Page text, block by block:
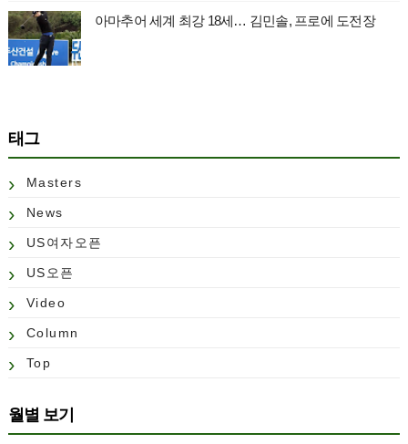
아마추어 세계 최강 18세… 김민솔, 프로에 도전장
태그
Masters
News
US여자오픈
US오픈
Video
Column
Top
월별 보기